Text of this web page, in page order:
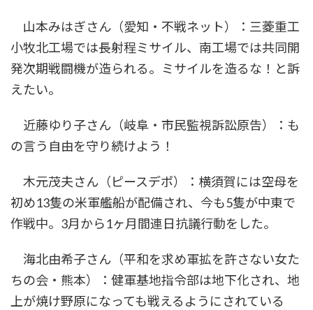
山本みはぎさん（愛知・不戦ネット）：三菱重工
小牧北工場では長射程ミサイル、南工場では共同開
発次期戦闘機が造られる。ミサイルを造るな！と訴
えたい。
近藤ゆり子さん（岐阜・市民監視訴訟原告）：も
の言う自由を守り続けよう！
木元茂夫さん（ピースデポ）：横須賀には空母を
初め13隻の米軍艦船が配備され、今も5隻が中東で
作戦中。3月から1ヶ月間連日抗議行動をした。
海北由希子さん（平和を求め軍拡を許さない女た
ちの会・熊本）：健軍基地指令部は地下化され、地
上が焼け野原になっても戦えるようにされている